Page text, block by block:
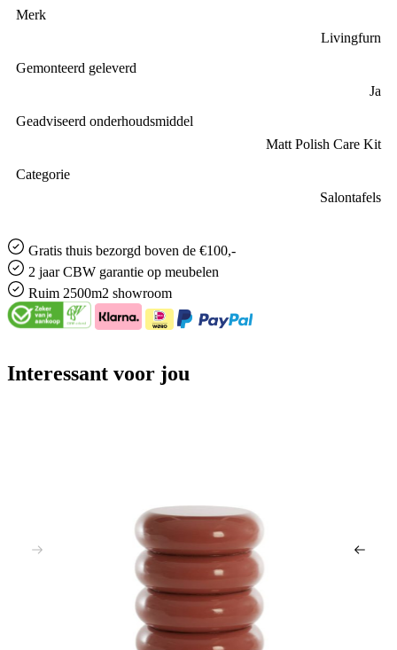
Merk
Livingfurn
Gemonteerd geleverd
Ja
Geadviseerd onderhoudsmiddel
Matt Polish Care Kit
Categorie
Salontafels
Gratis thuis bezorgd boven de €100,-
2 jaar CBW garantie op meubelen
Ruim 2500m2 showroom
Interessant voor jou